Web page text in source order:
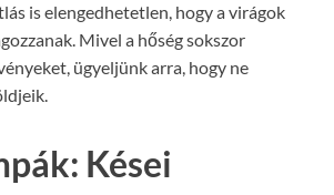
is elengedhetetlen, hogy a virágok
Mivel a hőség sokszor
ügyeljünk arra, hogy ne
Kései